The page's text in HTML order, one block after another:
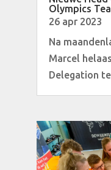
Olympics
26 apr 2023
Na
Marcel
Delegation